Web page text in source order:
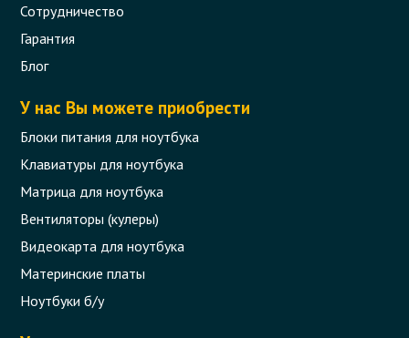
HP Pavilion G6-2000 Series
Код товара - 07550
228 грн.
Есть в наличии
Сотрудничество
Гарантия
Блог
У нас Вы можете приобрести
Блоки питания для ноутбука
Клавиатуры для ноутбука
Матрица для ноутбука
Вентиляторы (кулеры)
Видеокарта для ноутбука
Материнские платы
Ноутбуки б/у